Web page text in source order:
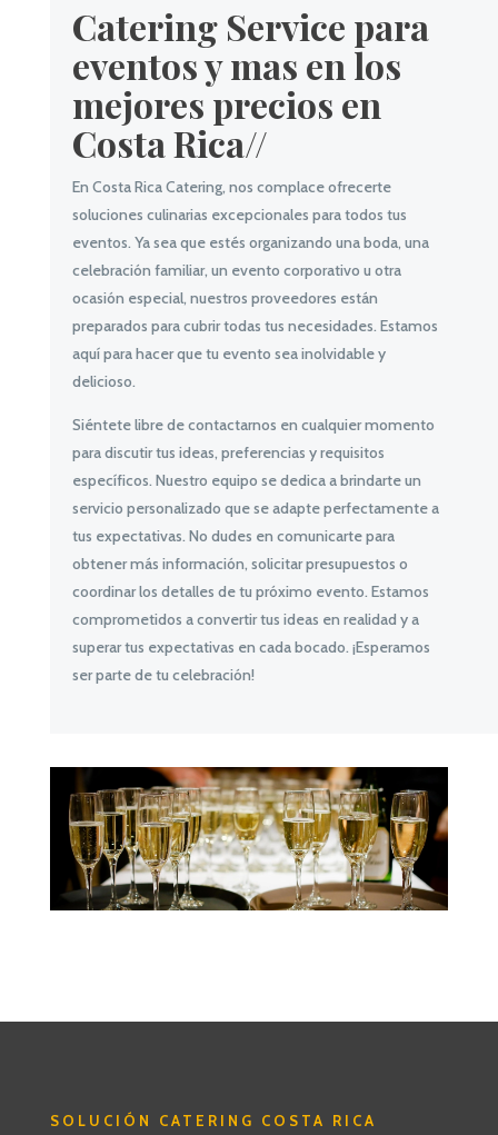
Catering Service para
eventos y mas en los
mejores precios en
Costa Rica//
En Costa Rica Catering, nos complace ofrecerte
soluciones culinarias excepcionales para todos tus
eventos. Ya sea que estés organizando una boda, una
celebración familiar, un evento corporativo u otra
ocasión especial, nuestros proveedores están
preparados para cubrir todas tus necesidades. Estamos
aquí para hacer que tu evento sea inolvidable y
delicioso.
Siéntete libre de contactarnos en cualquier momento
para discutir tus ideas, preferencias y requisitos
específicos. Nuestro equipo se dedica a brindarte un
servicio personalizado que se adapte perfectamente a
tus expectativas. No dudes en comunicarte para
obtener más información, solicitar presupuestos o
coordinar los detalles de tu próximo evento. Estamos
comprometidos a convertir tus ideas en realidad y a
superar tus expectativas en cada bocado. ¡Esperamos
ser parte de tu celebración!
SOLUCIÓN CATERING COSTA RICA